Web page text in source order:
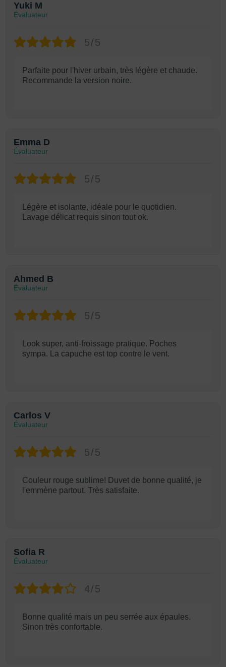
Yuki M
Évaluateur
5/5
Parfaite pour l'hiver urbain, très légère et chaude.
Recommande la version noire.
Emma D
Évaluateur
5/5
Légère et isolante, idéale pour le quotidien.
Lavage délicat requis sinon tout ok.
Ahmed B
Évaluateur
5/5
Look super, anti-froissage pratique. Poches
sympa. La capuche est top contre le vent.
Carlos V
Évaluateur
5/5
Couleur rouge sublime! Duvet de bonne qualité, je
l'emmène partout. Très satisfaite.
Sofia R
Évaluateur
4/5
Bonne qualité mais un peu serrée aux épaules.
Sinon très confortable.